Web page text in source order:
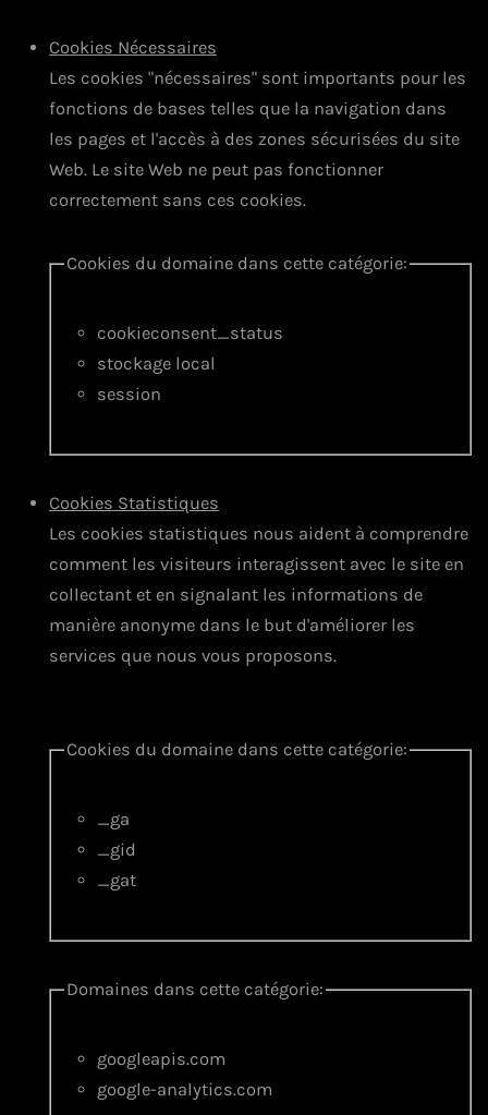
Cookies Nécessaires
Les cookies "nécessaires" sont importants pour les
fonctions de bases telles que la navigation dans
les pages et l'accès à des zones sécurisées du site
Web. Le site Web ne peut pas fonctionner
correctement sans ces cookies.
Cookies du domaine dans cette catégorie:
cookieconsent_status
stockage local
session
Cookies Statistiques
Les cookies statistiques nous aident à comprendre
comment les visiteurs interagissent avec le site en
collectant et en signalant les informations de
manière anonyme dans le but d'améliorer les
services que nous vous proposons.
Cookies du domaine dans cette catégorie:
_ga
_gid
_gat
Domaines dans cette catégorie:
googleapis.com
google-analytics.com